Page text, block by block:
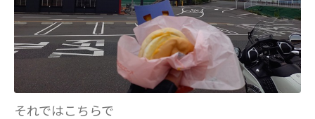
それではこちらで